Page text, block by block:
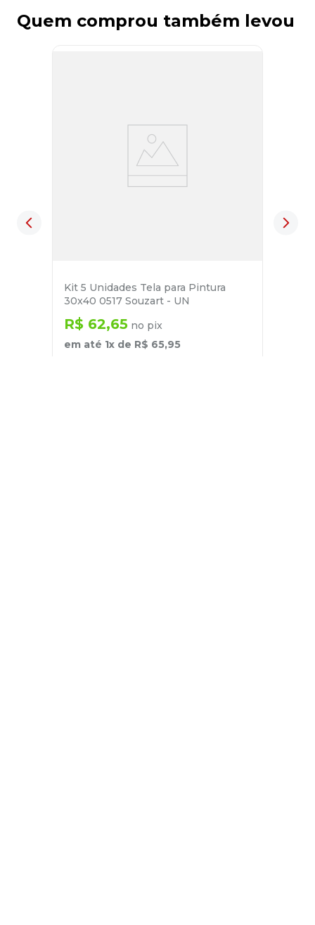
Quem comprou também levou
Kit 5 Unidades Tela para Pintura
30x40 0517 Souzart - UN
R$ 62,65 no pix
em até 1x de R$ 65,95